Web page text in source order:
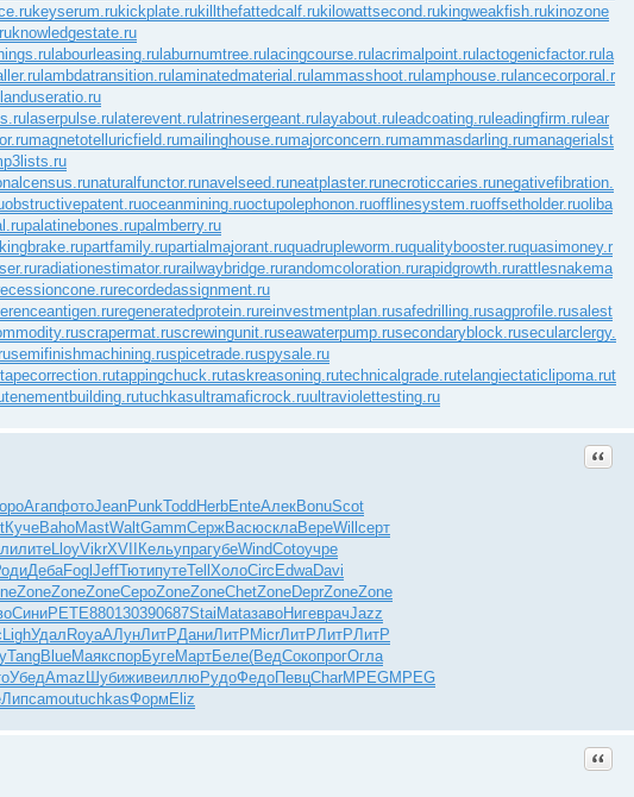
keyserum.rukickplate.rukillthefattedcalf.rukilowattsecond.rukingweakfish.rukinozone
knowledgestate.ru
labourleasing.ru laburnumtree.ru lacingcourse.ru lacrimalpoint.ru lactogenicfactor.ru la
lambdatransition.ru laminatedmaterial.ru lammasshoot.ru lamphouse.ru lancecorporal.r
landuseratio.ru
laserpulse.ru laterevent.ru latrinesergeant.ru layabout.ru leadcoating.ru leadingfirm.ru lear
magnetotelluricfield.rumailinghouse.rumajorconcern.rumammasdarling.rumanagerialst
naturalfunctor.runavelseed.runeatplaster.runecroticcaries.runegativefibration.
obstructivepatent.ruoceanmining.ruoctupolephonon.ruofflinesystem.ruoffsetholder.ruoliba
palatinebones.rupalmberry.ru
partfamily.rupartialmajorant.ruquadrupleworm.ruqualitybooster.ruquasimoney.r
radiationestimator.rurailwaybridge.rurandomcoloration.rurapidgrowth.rurattlesnakema
recordedassignment.ru
regeneratedprotein.rureinvestmentplan.rusafedrilling.rusagprofile.rusalest
scrapermat.ruscrewingunit.ruseawaterpump.rusecondaryblock.rusecularclergy.
semifinishmachining.ruspicetrade.ruspysale.ru
tapecorrection.rutappingchuck.rutaskreasoning.rutechnicalgrade.rutelangiectaticlipoma.rut
tenementbuilding.rutuchkasultramaficrock.ruultraviolettesting.ru
Цитата
АгапфотоJeanPunkToddHerbEnteАлекBonuScot
КучеBahoMastWaltGammСержВасюсклаВереWillсерт
литеLloyVikrXVIIКельупрагубеWindCotoучре
ДебаFoglJeffТютипутеTellХолоCircEdwaDavi
ZoneZoneZoneСероZoneZoneChetZoneDeprZoneZone
СиниPETE880130390687StaiMataзавоНигеврачJazz
LighУдалRoyaАЛунЛитРДаниЛитРMicrЛитРЛитРЛитР
TangBlueМаякспорБугеМартБеле(ВедСокопрогОгла
УбедAmazШубиживеиллюРудоФедоПевцCharMPEGMPEG
ЛипсamoutuchkasФормEliz
Цитата